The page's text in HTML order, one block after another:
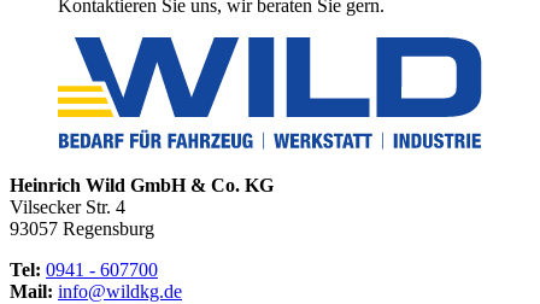
Kontaktieren Sie uns, wir beraten Sie gern.
Heinrich Wild GmbH & Co. KG
Vilsecker Str. 4
93057 Regensburg
Tel: 0941 - 607700
Mail: info@wildkg.de